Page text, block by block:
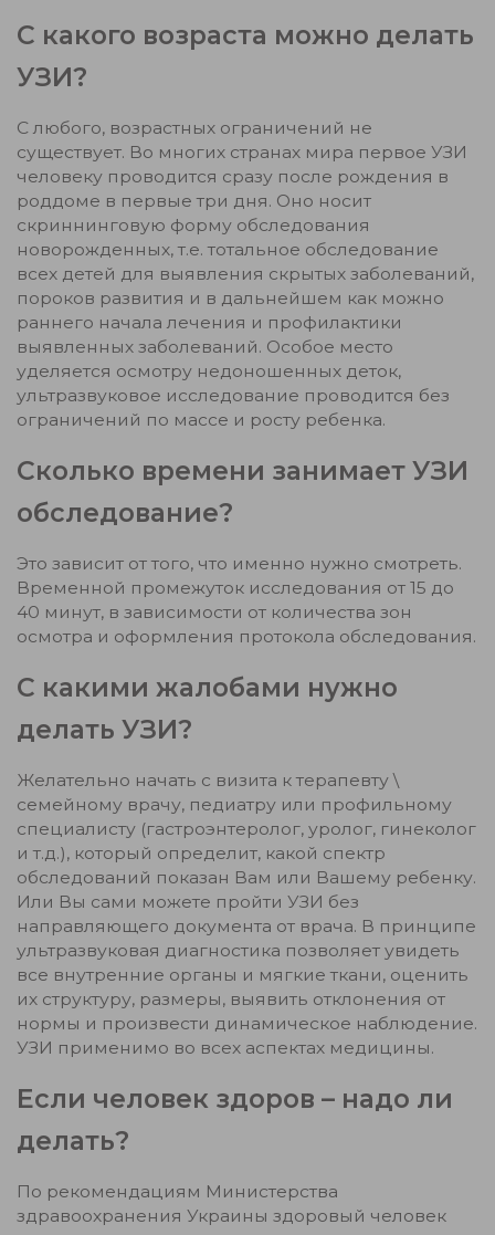
С какого возраста можно делать
УЗИ?
С любого, возрастных ограничений не
существует. Во многих странах мира первое УЗИ
человеку проводится сразу после рождения в
роддоме в первые три дня. Оно носит
скриннинговую форму обследования
новорожденных, т.е. тотальное обследование
всех детей для выявления скрытых заболеваний,
пороков развития и в дальнейшем как можно
раннего начала лечения и профилактики
выявленных заболеваний. Особое место
уделяется осмотру недоношенных деток,
ультразвуковое исследование проводится без
ограничений по массе и росту ребенка.
Сколько времени занимает УЗИ
обследование?
Это зависит от того, что именно нужно смотреть.
Временной промежуток исследования от 15 до
40 минут, в зависимости от количества зон
осмотра и оформления протокола обследования.
С какими жалобами нужно
делать УЗИ?
Желательно начать с визита к терапевту \
семейному врачу, педиатру или профильному
специалисту (гастроэнтеролог, уролог, гинеколог
и т.д.), который определит, какой спектр
обследований показан Вам или Вашему ребенку.
Или Вы сами можете пройти УЗИ без
направляющего документа от врача. В принципе
ультразвуковая диагностика позволяет увидеть
все внутренние органы и мягкие ткани, оценить
их структуру, размеры, выявить отклонения от
нормы и произвести динамическое наблюдение.
УЗИ применимо во всех аспектах медицины.
Если человек здоров – надо ли
делать?
По рекомендациям Министерства
здравоохранения Украины здоровый человек